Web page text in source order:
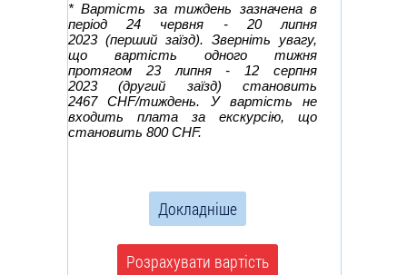
* Вартість за тиждень зазначена в
період 24 червня - 20 липня
2023 (перший заїзд). Зверніть увагу,
що вартість одного тижня
протягом 23 липня - 12 серпня
2023(другий заїзд) становить
2467 CHF/тиждень. У вартість не
входить плата за екскурсію, що
становить 800 CHF.
Докладніше
Розрахувати вартість